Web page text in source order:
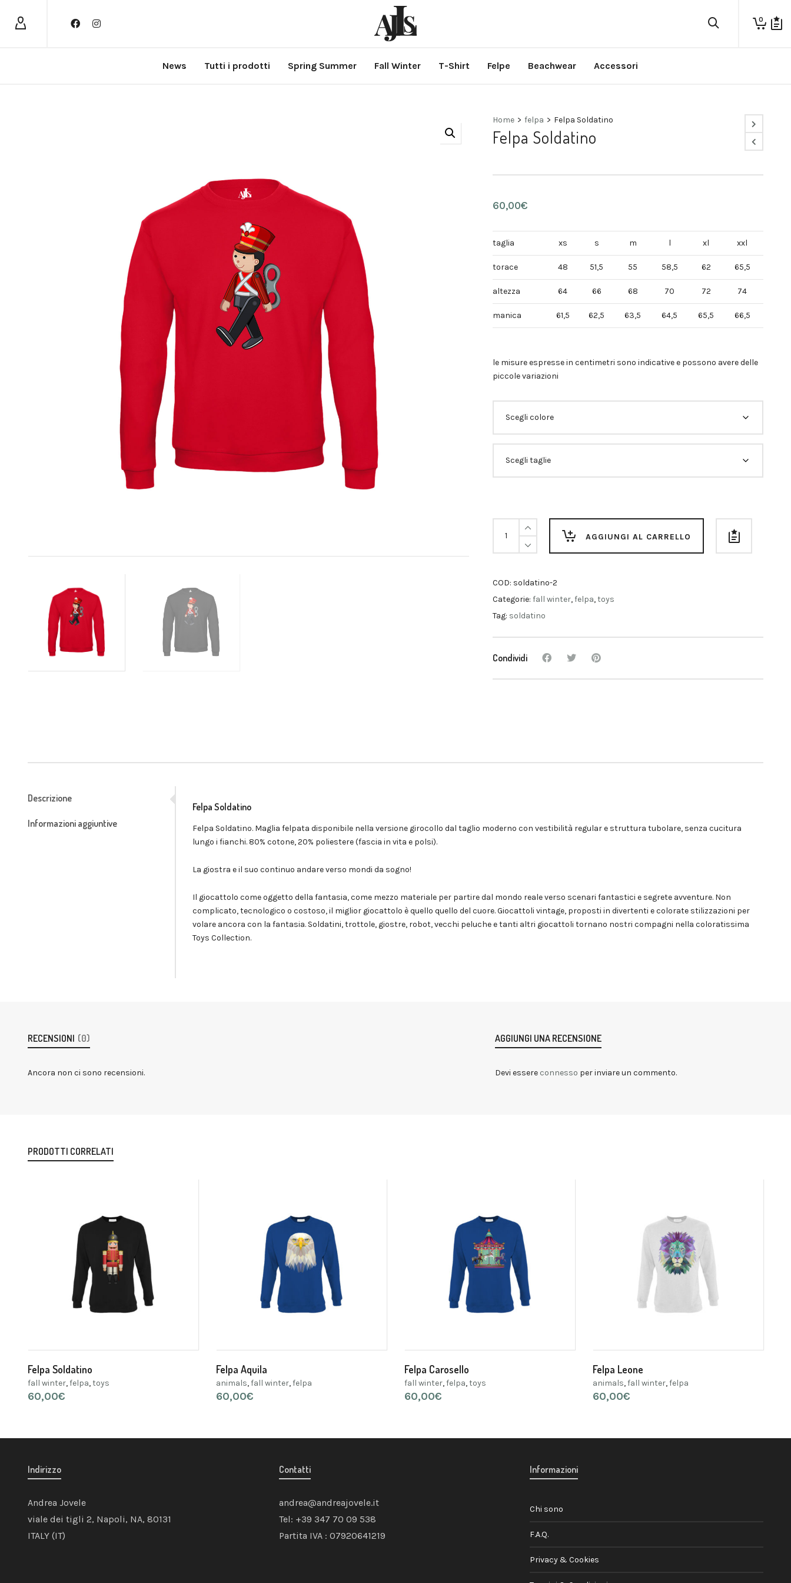
0
News Tutti i prodotti Spring Summer Fall Winter T-Shirt Felpe Beachwear Accessori
Home > felpa > Felpa Soldatino
Felpa Soldatino
60,00€
taglia xs s m l xl xxl
torace 48 51,5 55 58,5 62 65,5
altezza 64 66 68 70 72 74
manica 61,5 62,5 63,5 64,5 65,5 66,5
le misure espresse in centimetri sono indicative e possono avere delle
piccole variazioni
Soldatino
Quantità
AGGIUNGI AL CARRELLO
COD: soldatino-2
Categorie: fall winter,felpa,toys
Tag: soldatino
Condividi
Descrizione
Informazioni aggiuntive
Felpa Soldatino
Felpa Soldatino. Maglia felpata disponibile nella versione girocollo dal taglio moderno con vestibilità regular e struttura tubolare, senza cucitura
lungo i fianchi. 80% cotone, 20% poliestere (fascia in vita e polsi).
La giostra e il suo continuo andare verso mondi da sogno!
Il giocattolo come oggetto della fantasia, come mezzo materiale per partire dal mondo reale verso scenari fantastici e segrete avventure. Non
complicato, tecnologico o costoso, il miglior giocattolo è quello quello del cuore.Giocattoli vintage, proposti in divertenti e colorate stilizzazioni per
volare ancora con la fantasia. Soldatini, trottole, giostre, robot, vecchi peluche e tanti altri giocattoli tornano nostri compagni nella coloratissima
Toys Collection.
RECENSIONI (0)
Ancora non ci sono recensioni.
AGGIUNGI UNA RECENSIONE
Devi essere connesso per inviare un commento.
PRODOTTI CORRELATI
Felpa Soldatino
fall winter,felpa,toys
60,00€
Felpa Aquila
animals,fall winter,felpa
60,00€
Felpa Carosello
fall winter,felpa,toys
60,00€
Felpa Leone
animals,fall winter,felpa
60,00€
Indirizzo
Andrea Jovele
viale dei tigli 2, Napoli, NA, 80131
ITALY (IT)
Contatti
andrea@andreajovele.it
Tel: +39 347 70 09 538
Partita IVA : 07920641219
Informazioni
Chi sono
F.A.Q.
Privacy & Cookies